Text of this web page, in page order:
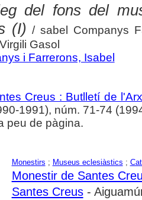
del fons del
(I) / sabel Companys
Gasol
i Farrerons, Isabel
Creus : Butlletí de
1991), núm. 71-74
peu de pàgina.
Monestirs ; Museus eclesiàstics ;
Monestir de Santes
Santes Creus-